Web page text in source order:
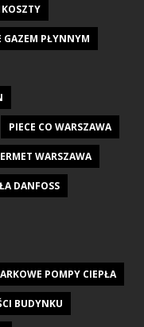
GAZEM PŁYNNYM
PIECE CO WARSZAWA
WARSZAWA
DANFOSS
POMPY CIEPŁA
BUDYNKU